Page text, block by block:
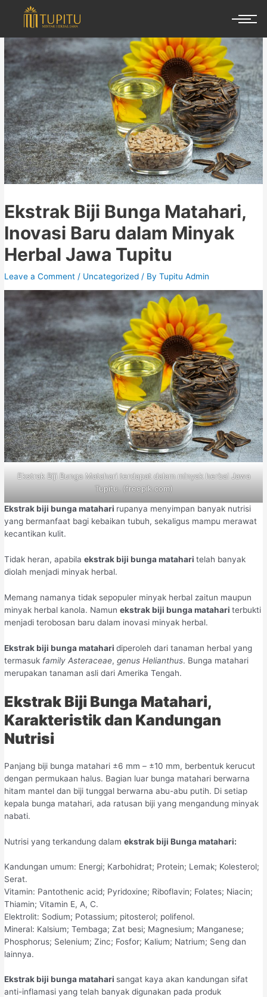
Ekstrak Biji Bunga Matahari,
Inovasi Baru dalam Minyak
Herbal Jawa Tupitu
Leave a Comment / Uncategorized / ByTupitu Admin
Ekstrak Biji Bunga Matahari terdapat dalam minyak herbal Jawa
Tupitu. (freepik.com)
Ekstrak biji bunga matahari rupanya menyimpan banyak nutrisi
yang bermanfaat bagi kebaikan tubuh, sekaligus mampu merawat
kecantikan kulit.
Tidak heran, apabilaekstrak biji bunga mataharitelah banyak
diolah menjadi minyak herbal.
Memang namanya tidak sepopuler minyak herbal zaitun maupun
minyak herbal kanola. Namunekstrak biji bunga matahariterbukti
menjadi terobosan baru dalam inovasi minyak herbal.
Ekstrak biji bunga mataharidiperoleh dari tanaman herbal yang
termasuk familyAsteraceae,genus Helianthus. Bunga matahari
merupakan tanaman asli dari Amerika Tengah.
Ekstrak Biji Bunga Matahari,
Karakteristik dan Kandungan
Nutrisi
Panjang biji bunga matahari ±6 mm – ±10 mm, berbentuk kerucut
dengan permukaan halus. Bagian luar bunga matahari berwarna
hitam mantel dan biji tunggal berwarna abu-abu putih. Di setiap
kepala bunga matahari, ada ratusan biji yang mengandung minyak
nabati.
Nutrisi yang terkandung dalamekstrak biji Bunga matahari:
Kandungan umum: Energi; Karbohidrat; Protein; Lemak; Kolesterol;
Serat.
Vitamin: Pantothenic acid; Pyridoxine; Riboflavin; Folates; Niacin;
Thiamin; Vitamin E, A, C.
Elektrolit: Sodium; Potassium; pitosterol; polifenol.
Mineral: Kalsium; Tembaga; Zat besi; Magnesium; Manganese;
Phosphorus; Selenium; Zinc; Fosfor; Kalium; Natrium; Seng dan
lainnya.
Ekstrak biji bunga matahari sangat kaya akan kandungan sifat
anti-inflamasi yang telah banyak digunakan pada produk